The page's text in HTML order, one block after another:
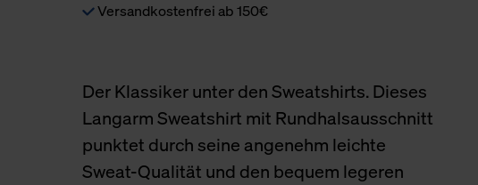
Versandkostenfrei ab 150€
Der Klassiker unter den Sweatshirts. Dieses
Langarm Sweatshirt mit Rundhalsausschnitt
punktet durch seine angenehm leichte
Sweat-Qualität und den bequem legeren